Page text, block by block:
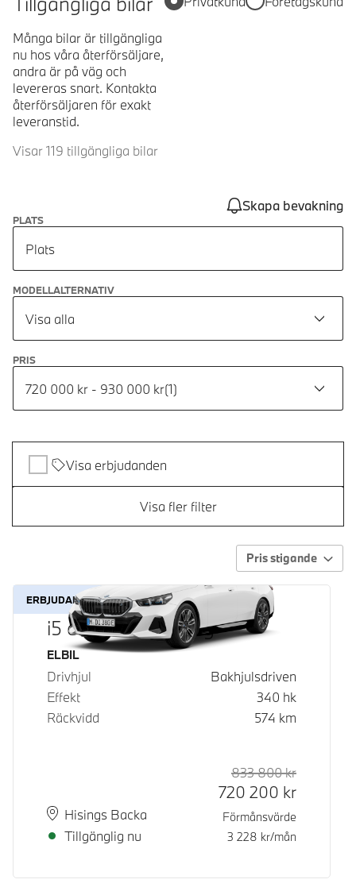
Många bilar är tillgängliga
nu hos våra återförsäljare,
andra är på väg och
levereras snart. Kontakta
återförsäljaren för exakt
leveranstid.
Visar 119 tillgängliga bilar
Skapa bevakning
PLATS
Plats
MODELLALTERNATIV
Visa alla
PRIS
720 000 kr - 930 000 kr(1)
Visa erbjudanden
Visa fler filter
Pris stigande
ERBJUDANDE
i5 eDrive40 Touring
Bränsle
ELBIL
Drivhjul
Bakhjulsdriven
Effekt
340 hk
Räckvidd
574 km
PlatsHisings Backa
Leveranstid
Tillgänglig nu
Rek. ord
833 800kr
720 200 kr
Förmånsvärde
3 228 kr/mån